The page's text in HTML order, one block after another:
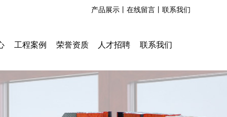
产品展示丨 在线留言丨 联系我们
工程案例 荣誉资质 人才招聘 联系我们